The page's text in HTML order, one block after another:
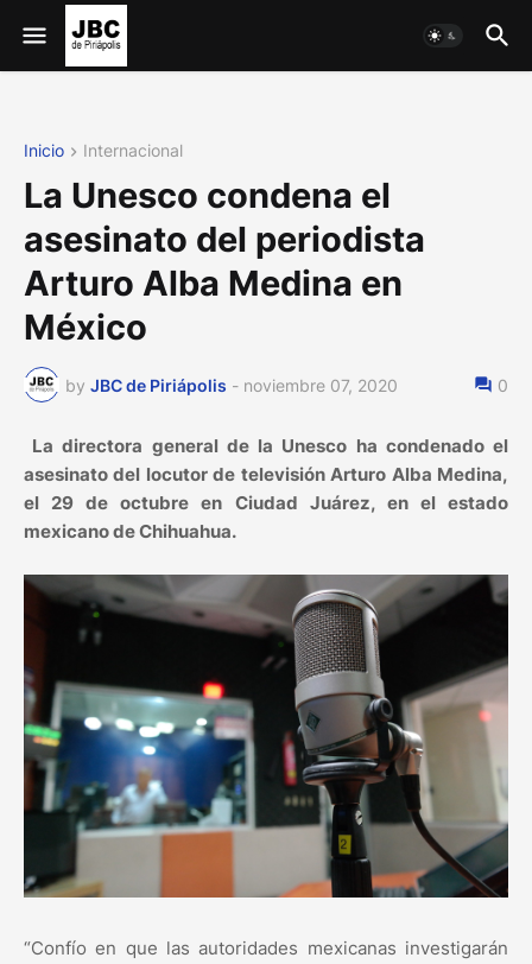
Inicio Internacional
La Unesco condena el
asesinato del periodista
Arturo Alba Medina en
México
by JBC de Piriápolis - noviembre 07, 2020 0
La directora general de la Unesco ha condenado el
asesinato del locutor de televisión Arturo Alba Medina,
el 29 de octubre en Ciudad Juárez, en el estado
mexicano de Chihuahua.
“Confío en que las autoridades mexicanas investigarán